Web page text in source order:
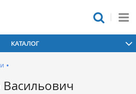
КАТАЛОГ
•